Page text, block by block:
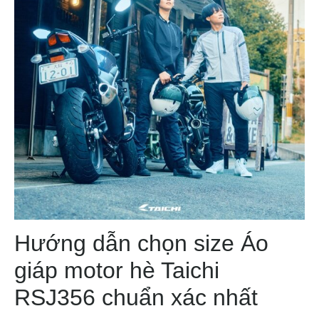
Hướng dẫn chọn size Áo
giáp motor hè Taichi
RSJ356 chuẩn xác nhất